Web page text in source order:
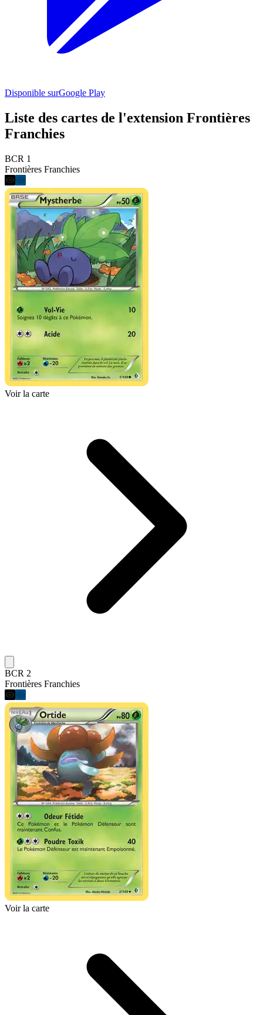
Disponible surGoogle Play
Liste des cartes de l'extension Frontières
Franchies
BCR 1
Frontières Franchies
Voir la carte
BCR 2
Frontières Franchies
Voir la carte